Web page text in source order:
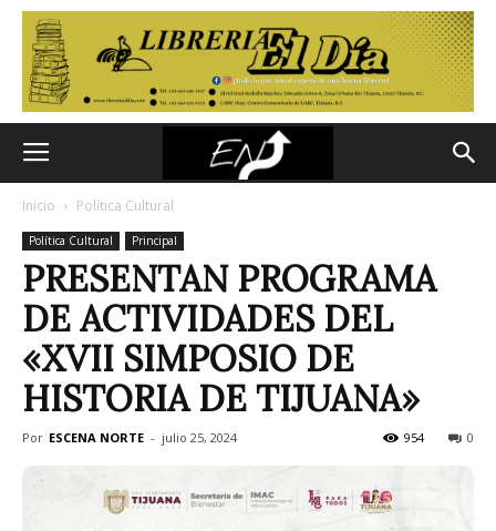
Inicio Política Cultural
Política Cultural Principal
PRESENTAN PROGRAMA
DE ACTIVIDADES DEL
«XVII SIMPOSIO DE
HISTORIA DE TIJUANA»
Por ESCENA NORTE - julio 25, 2024 0
954